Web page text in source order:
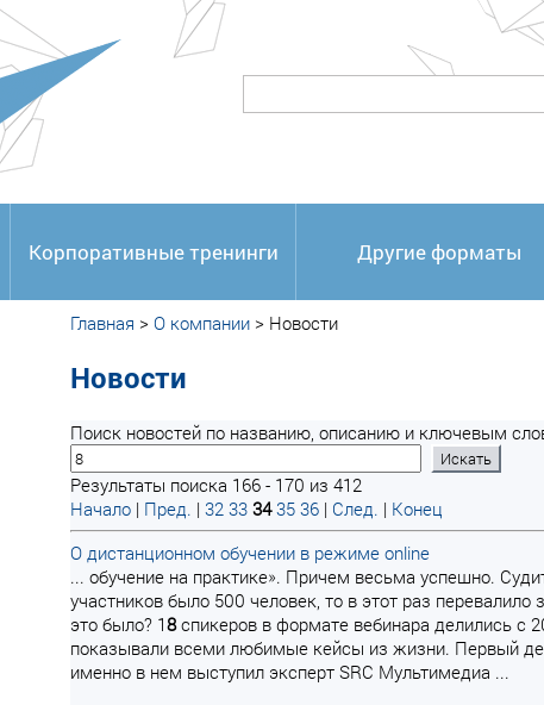
Корпоративные тренинги Другие форматы
Главная > О компании > Новости
Новости
Поиск новостей по названию, описанию и ключевым
Результаты поиска 166 - 170 из 412
Начало | Пред. | 32 33 34 35 36 | След. | Конец
О дистанционном обучении в режиме online
... обучение на практике». Причем весьма успешно.
участников было 500 человек, то в этот раз
это было? 18спикеров в формате вебинара делились с
показывали всеми любимые кейсы из жизни. Первый
именно в нем выступил эксперт SRC Мультимедиа ...